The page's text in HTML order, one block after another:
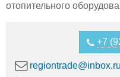
отопительного
+7
regiontrade@inbox.ru